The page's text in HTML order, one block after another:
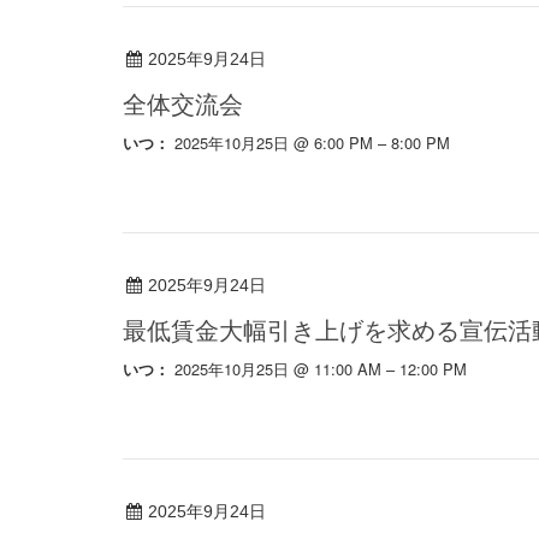
2025年9月24日
全体交流会
いつ： 2025年10月25日 @ 6:00 PM – 8:00 PM
2025年9月24日
最低賃金大幅引き上げを求める宣伝活
いつ： 2025年10月25日 @ 11:00 AM – 12:00 PM
2025年9月24日